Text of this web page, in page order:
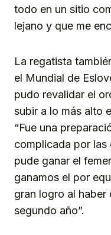
todo en un sitio
lejano y que me
La regatista
el Mundial de
pudo revalidar el
subir a lo más alto
“Fue una
complicada por las
pude ganar el
ganamos el por
gran logro al
segundo año”.